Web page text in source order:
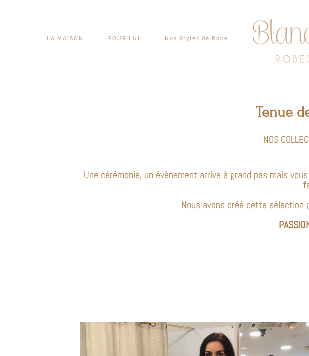
LA MAISON POUR LUI Nos Styles de Robe
Tenue
NOS
Une cérémonie, un évènement arrive à grand pas mais
Nous avons créé cette sélection